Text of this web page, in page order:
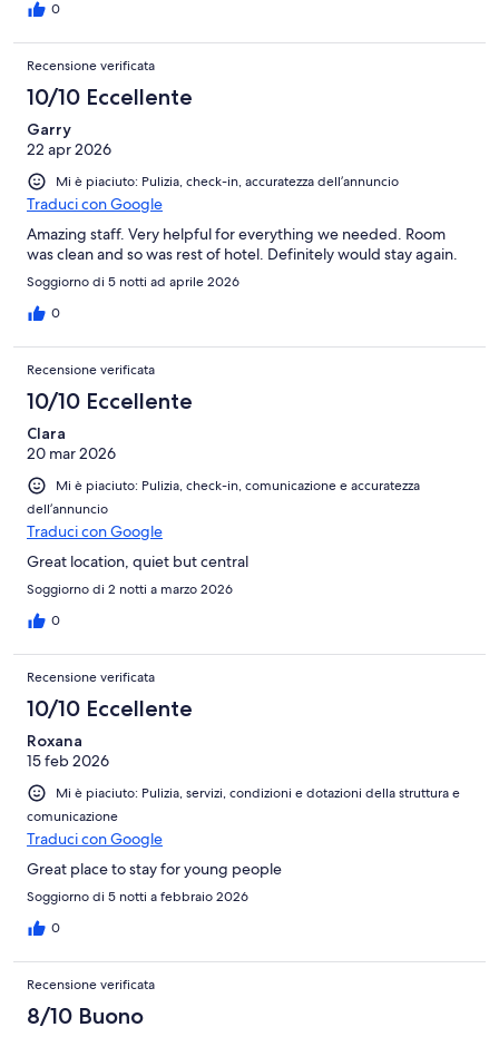
0
Recensione verificata
10/10 Eccellente
Garry
22 apr 2026
Mi è piaciuto: Pulizia, check-in, accuratezza dell’annuncio
Traduci con Google
Amazing staff. Very helpful for everything we needed. Room
was clean and so was rest of hotel. Definitely would stay again.
Soggiorno di 5 notti ad aprile 2026
0
Recensione verificata
10/10 Eccellente
Clara
20 mar 2026
Mi è piaciuto: Pulizia, check-in, comunicazione e accuratezza
dell’annuncio
Traduci con Google
Great location, quiet but central
Soggiorno di 2 notti a marzo 2026
0
Recensione verificata
10/10 Eccellente
Roxana
15 feb 2026
Mi è piaciuto: Pulizia, servizi, condizioni e dotazioni della struttura e
comunicazione
Traduci con Google
Great place to stay for young people
Soggiorno di 5 notti a febbraio 2026
0
Recensione verificata
8/10 Buono